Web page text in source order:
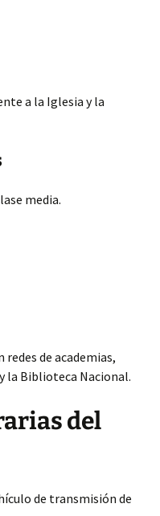
a la Iglesia y la
media.
redes de academias,
la Biblioteca Nacional.
del
de transmisión de